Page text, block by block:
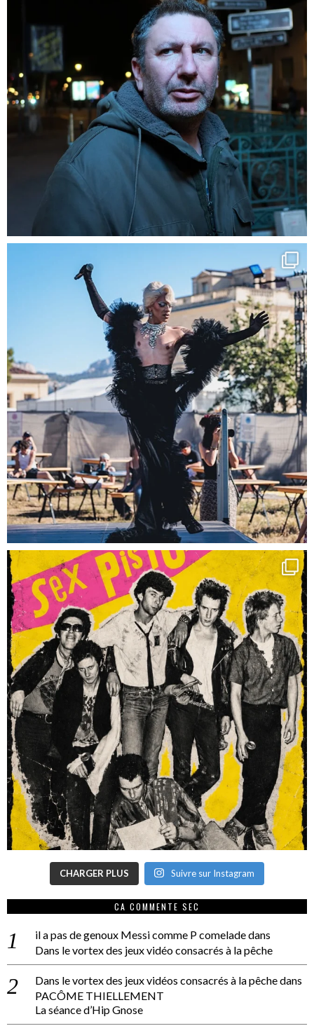
CHARGER PLUS Suivre sur Instagram
CA COMMENTE SEC
il a pas de genoux Messi comme P comeladedans
Dans le vortex des jeux vidéo consacrés à la pêche
Dans le vortex des jeux vidéos consacrés à la pêchedans
PACÔME THIELLEMENT
La séance d’Hip Gnose